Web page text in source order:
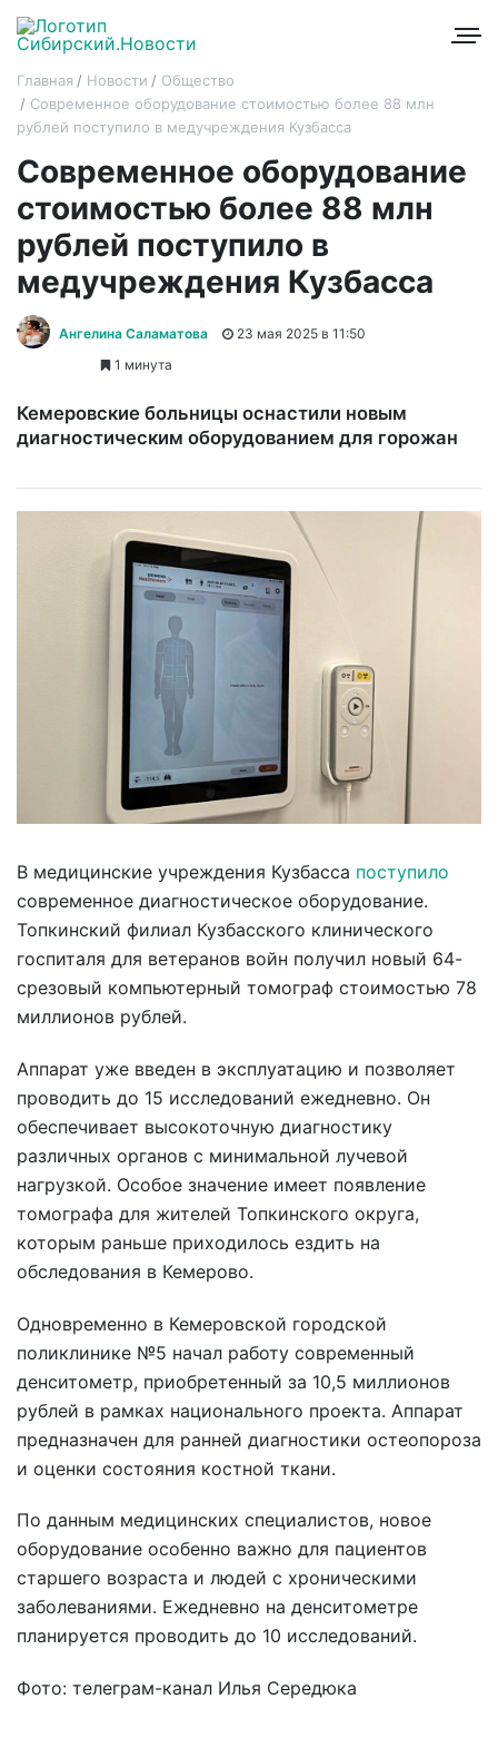
Главная Новости
Общество
Современное оборудование стоимостью более 88 млн
рублей поступило в медучреждения Кузбасса
Современное оборудование
стоимостью более 88 млн
рублей поступило в
медучреждения Кузбасса
Ангелина Саламатова
23 мая 2025 в 11:50
1 минута
Кемеровские больницы оснастили новым
диагностическим оборудованием для горожан
В медицинские учреждения Кузбасса поступило
современное диагностическое оборудование.
Топкинский филиал Кузбасского клинического
госпиталя для ветеранов войн получил новый 64-
срезовый компьютерный томограф стоимостью 78
миллионов рублей.
Аппарат уже введен в эксплуатацию и позволяет
проводить до 15 исследований ежедневно. Он
обеспечивает высокоточную диагностику
различных органов с минимальной лучевой
нагрузкой. Особое значение имеет появление
томографа для жителей Топкинского округа,
которым раньше приходилось ездить на
обследования в Кемерово.
Одновременно в Кемеровской городской
поликлинике №5 начал работу современный
денситометр, приобретенный за 10,5 миллионов
рублей в рамках национального проекта. Аппарат
предназначен для ранней диагностики остеопороза
и оценки состояния костной ткани.
По данным медицинских специалистов, новое
оборудование особенно важно для пациентов
старшего возраста и людей с хроническими
заболеваниями. Ежедневно на денситометре
планируется проводить до 10 исследований.
Фото: телеграм-канал Илья Середюка